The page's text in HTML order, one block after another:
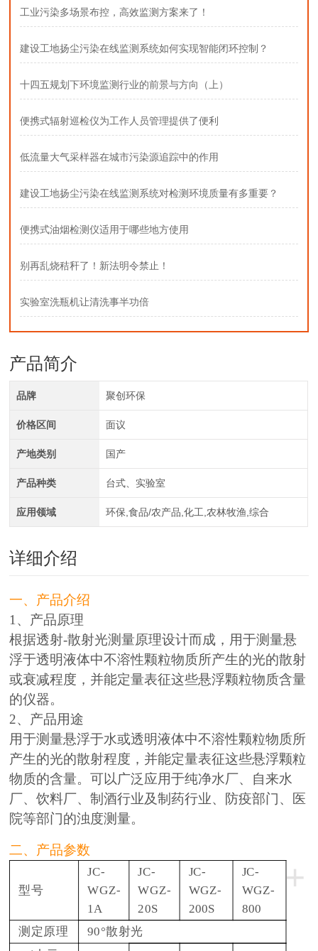
工业污染多场景布控，高效监测方案来了！
建设工地扬尘污染在线监测系统如何实现智能闭环控制？
十四五规划下环境监测行业的前景与方向（上）
便携式辐射巡检仪为工作人员管理提供了便利
低流量大气采样器在城市污染源追踪中的作用
建设工地扬尘污染在线监测系统对检测环境质量有多重要？
便携式油烟检测仪适用于哪些地方使用
别再乱烧秸秆了！新法明令禁止！
实验室洗瓶机让清洗事半功倍
产品简介
品牌 聚创环保
价格区间 面议
产地类别 国产
产品种类 台式、实验室
应用领域 环保,食品/农产品,化工,农林牧渔,综合
详细介绍
一、产品介绍
1、产品原理
根据透射-散射光测量原理设计而成，用于测量悬
浮于透明液体中不溶性颗粒物质所产生的光的散射
或衰减程度，并能定量表征这些悬浮颗粒物质含量
的仪器。
2、产品用途
用于测量悬浮于水或透明液体中不溶性颗粒物质所
产生的光的散射程度，并能定量表征这些悬浮颗粒
物质的含量。可以广泛应用于纯净水厂、自来水
厂、饮料厂、制酒行业及制药行业、防疫部门、医
院等部门的浊度测量。
二、产品参数
+
型号
JC-
WGZ-
1A
JC-
WGZ-
20S
JC-
WGZ-
200S
JC-
WGZ-
800
测定原理
90°散射光